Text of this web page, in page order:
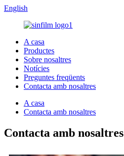
English
A casa
Productes
Sobre nosaltres
Notícies
Preguntes freqüents
Contacta amb nosaltres
A casa
Contacta amb nosaltres
Contacta amb nosaltres